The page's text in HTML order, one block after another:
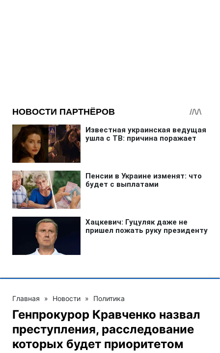
Главная » Новости » Политика
Генпрокурор Кравченко назвал
преступления, расследование
которых будет приоритетом